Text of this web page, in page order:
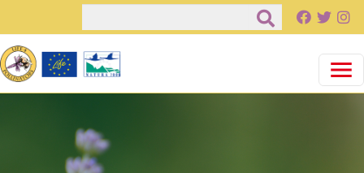
Salta al contenuto principale